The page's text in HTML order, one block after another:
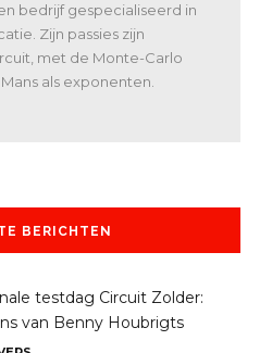
bedrijf gespecialiseerd in
Zijn passies zijn
met de Monte-Carlo
als exponenten.
BERICHTEN
testdag Circuit Zolder:
van Benny Houbrigts